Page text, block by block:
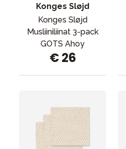
Konges Sløjd
Konges Sløjd
Musliiniliinat 3-pack
GOTS Ahoy
€ 26